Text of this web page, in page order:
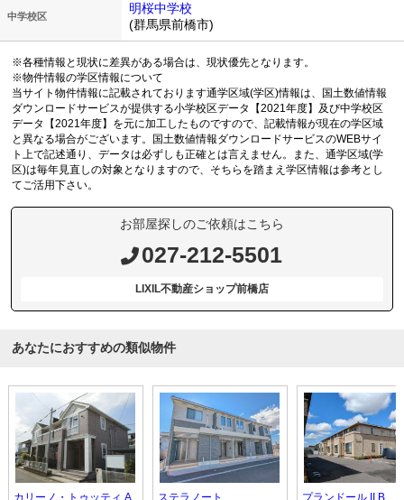
中学校区
明桜中学校
(群馬県前橋市)
※各種情報と現状に差異がある場合は、現状優先となります。
※物件情報の学区情報について
当サイト物件情報に記載されております通学区域(学区)情報は、国土数値情報
ダウンロードサービスが提供する小学校区データ【2021年度】及び中学校区
データ【2021年度】を元に加工したものですので、記載情報が現在の学区域
と異なる場合がございます。国土数値情報ダウンロードサービスのWEBサイ
ト上で記述通り、データは必ずしも正確とは言えません。また、通学区域(学
区)は毎年見直しの対象となりますので、そちらを踏まえ学区情報は参考とし
てご活用下さい。
お部屋探しのご依頼はこちら
027-212-5501
LIXIL不動産ショップ前橋店
あなたにおすすめの類似物件
カリーノ・トゥッティ A
ステラノート
プランドール II B